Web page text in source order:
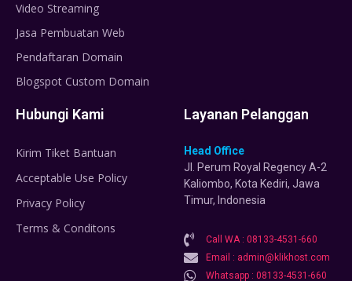
Video Streaming
Jasa Pembuatan Web
Pendaftaran Domain
Blogspot Custom Domain
Hubungi Kami
Kirim Tiket Bantuan
Acceptable Use Policy
Privacy Policy
Terms & Conditons
Layanan Pelanggan
Head Office
Jl. Perum Royal Regency A-2
Kaliombo, Kota Kediri, Jawa
Timur, Indonesia
Call WA : 08133-4531-660
Email : admin@klikhost.com
Whatsapp : 08133-4531-660